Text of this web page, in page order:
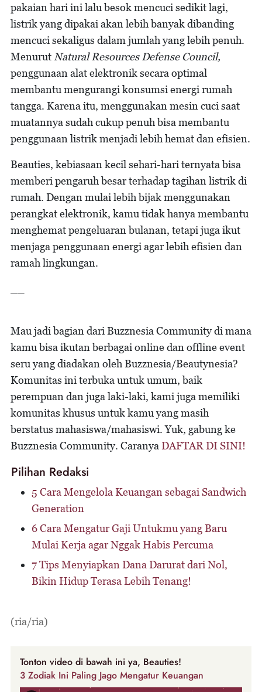
pakaian hari ini lalu besok mencuci sedikit lagi,
listrik yang dipakai akan lebih banyak dibanding
mencuci sekaligus dalam jumlah yang lebih penuh.
Menurut Natural Resources Defense Council,
penggunaan alat elektronik secara optimal
membantu mengurangi konsumsi energi rumah
tangga. Karena itu, menggunakan mesin cuci saat
muatannya sudah cukup penuh bisa membantu
penggunaan listrik menjadi lebih hemat dan efisien.
Beauties, kebiasaan kecil sehari-hari ternyata bisa
memberi pengaruh besar terhadap tagihan listrik di
rumah. Dengan mulai lebih bijak menggunakan
perangkat elektronik, kamu tidak hanya membantu
menghemat pengeluaran bulanan, tetapi juga ikut
menjaga penggunaan energi agar lebih efisien dan
ramah lingkungan.
Mau jadi bagian dari Buzznesia Community di mana
kamu bisa ikutan berbagai online dan offline event
seru yang diadakan oleh Buzznesia/Beautynesia?
Komunitas ini terbuka untuk umum, baik
perempuan dan juga laki-laki, kami juga memiliki
komunitas khusus untuk kamu yang masih
berstatus mahasiswa/mahasiswi. Yuk, gabung ke
Buzznesia Community. Caranya DAFTAR DI SINI!
Pilihan Redaksi
5 Cara Mengelola Keuangan sebagai Sandwich
Generation
6 Cara Mengatur Gaji Untukmu yang Baru
Mulai Kerja agar Nggak Habis Percuma
7 Tips Menyiapkan Dana Darurat dari Nol,
Bikin Hidup Terasa Lebih Tenang!
(ria/ria)
Tonton video di bawah ini ya, Beauties!
3 Zodiak Ini Paling Jago Mengatur Keuangan